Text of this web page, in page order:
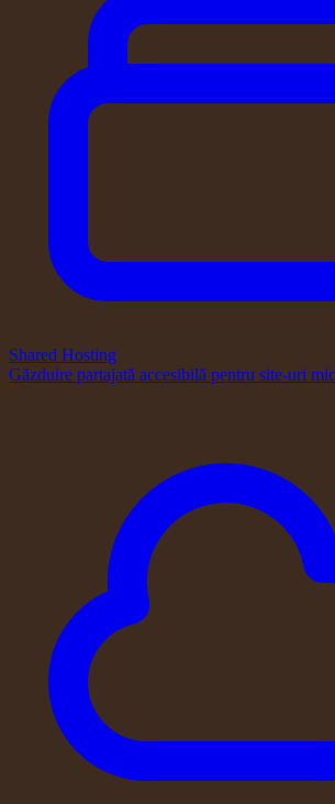
Shared Hosting
Găzduire partajată accesibilă pentru site-uri